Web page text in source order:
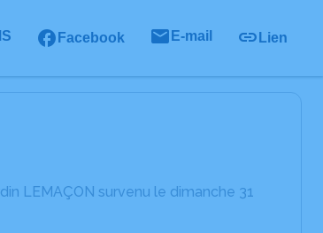
Facebook E-mail Lien
LEMAÇON survenu le dimanche 31